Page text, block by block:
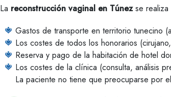
La reconstrucción vaginal en Túnezse realiza
Gastos de transporte en territorio tunecino
Los costes de todos los honorarios
Reserva y pago de la habitación de hotel
Los costes de la clínica (consulta, análisis
La paciente no tiene que preocuparse por